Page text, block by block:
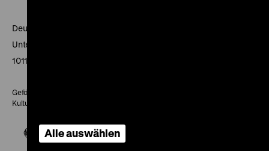
Deutsches Historisches Museum
Unter den Linden 2
10117 Berlin
Gefördert mit Mitteln des Beauftragten der Bundesregierung für
Kultur und Medien
Alle auswählen